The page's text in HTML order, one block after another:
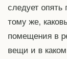
следует опять
тому же,
помещения в
вещи и в